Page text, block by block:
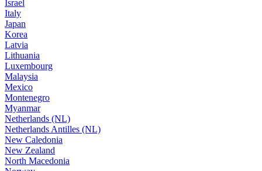
Israel
Italy
Japan
Korea
Latvia
Lithuania
Luxembourg
Malaysia
Mexico
Montenegro
Myanmar
Netherlands (NL)
Netherlands Antilles (NL)
New Caledonia
New Zealand
North Macedonia